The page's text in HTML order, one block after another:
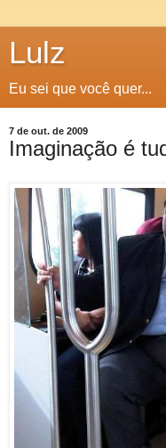
Lulz
Eu sei que você quer...
7 de out. de 2009
Imaginação é